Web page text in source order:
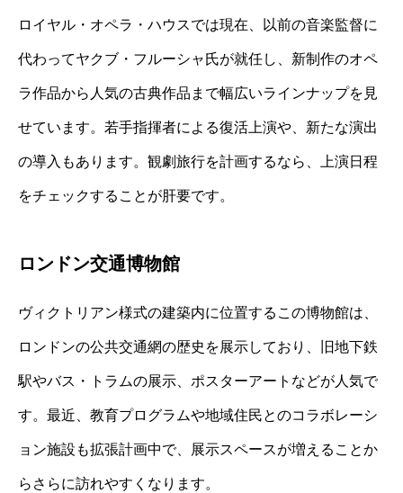
ロイヤル・オペラ・ハウスでは現在、以前の音楽監督に
代わってヤクブ・フルーシャ氏が就任し、新制作のオペ
ラ作品から人気の古典作品まで幅広いラインナップを見
せています。若手指揮者による復活上演や、新たな演出
の導入もあります。観劇旅行を計画するなら、上演日程
をチェックすることが肝要です。
ロンドン交通博物館
ヴィクトリアン様式の建築内に位置するこの博物館は、
ロンドンの公共交通網の歴史を展示しており、旧地下鉄
駅やバス・トラムの展示、ポスターアートなどが人気で
す。最近、教育プログラムや地域住民とのコラボレーシ
ョン施設も拡張計画中で、展示スペースが増えることか
らさらに訪れやすくなります。